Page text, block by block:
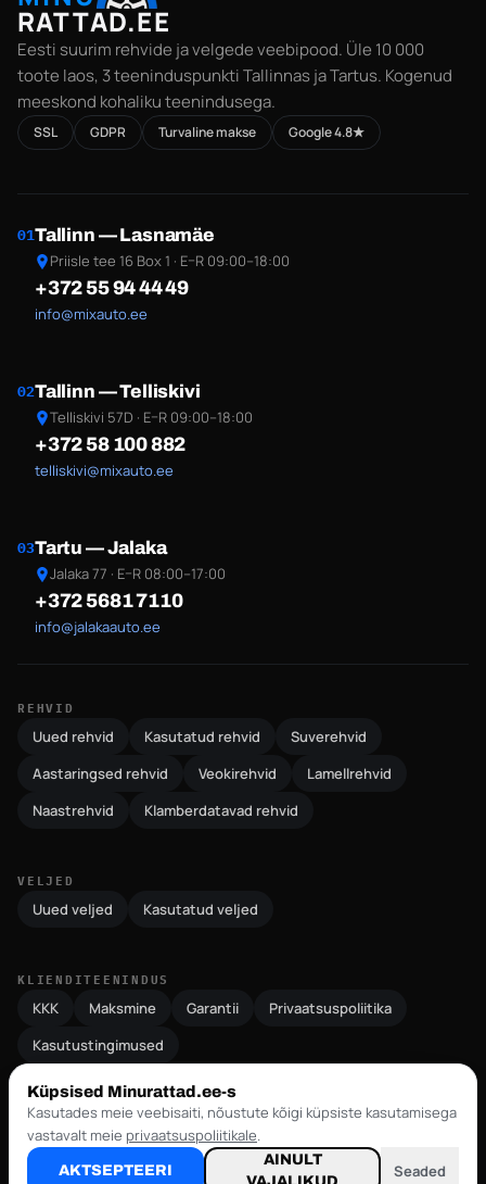
Küpsised Minurattad.ee-s
Kasutades meie veebisaiti, nõustute kõigi küpsiste kasutamisega
vastavalt meie privaatsuspoliitikale.
AKTSEPTEERI
AINULT
Seaded
RATTAD.EE
Eesti suurim rehvide ja velgede veebipood. Üle 10 000
toote laos, 3 teeninduspunkti Tallinnas ja Tartus. Kogenud
meeskond kohaliku teenindusega.
SSL GDPR Turvaline makse Google 4.8★
01Tallinn — Lasnamäe
Priisle tee 16 Box 1 · E–R 09:00–18:00
+372 55 94 44 49
info@mixauto.ee
02Tallinn — Telliskivi
Telliskivi 57D · E–R 09:00–18:00
+372 58 100 882
telliskivi@mixauto.ee
03Tartu — Jalaka
Jalaka 77 · E–R 08:00–17:00
+372 5681 7110
info@jalakaauto.ee
REHVID
Uued rehvid Kasutatud rehvid
Suverehvid
Aastaringsed rehvid
Veokirehvid
Lamellrehvid
Naastrehvid
Klamberdatavad rehvid
VELJED
Uued veljed Kasutatud veljed
KLIENDITEENINDUS
KKK Maksmine Garantii
Privaatsuspoliitika
Kasutustingimused
MAKSEVÕIMALUSED
MC Paypal
Maksekeskus